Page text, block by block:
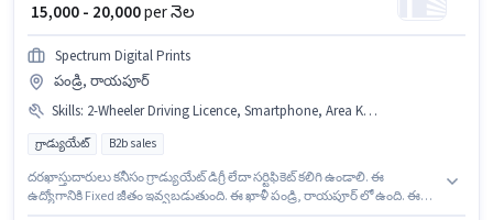
₹ 15,000 - 20,000per నెల
Spectrum Digital Prints
పండ్రి, రాయపూర్
Skills: 2-Wheeler Driving Licence, Smartphone, Area Knowledge, Wiring, Aadhar Card, Bike, Lead Generation
గ్రాడ్యుయేట్ B2b sales
దరఖాస్తుదారులు కనీసం గ్రాడ్యుయేట్ డిగ్రీ లేదా సర్టిఫికెట్ కలిగి ఉండాలి. ఈ
ఉద్యోగానికి Fixed జీతం ఇవ్వబడుతుంది. ఈ ఖాళీ పండ్రి, రాయపూర్ లో ఉంది. ఈ